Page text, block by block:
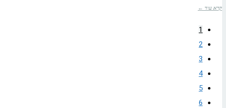
קרא עוד ←
1
2
3
4
5
6